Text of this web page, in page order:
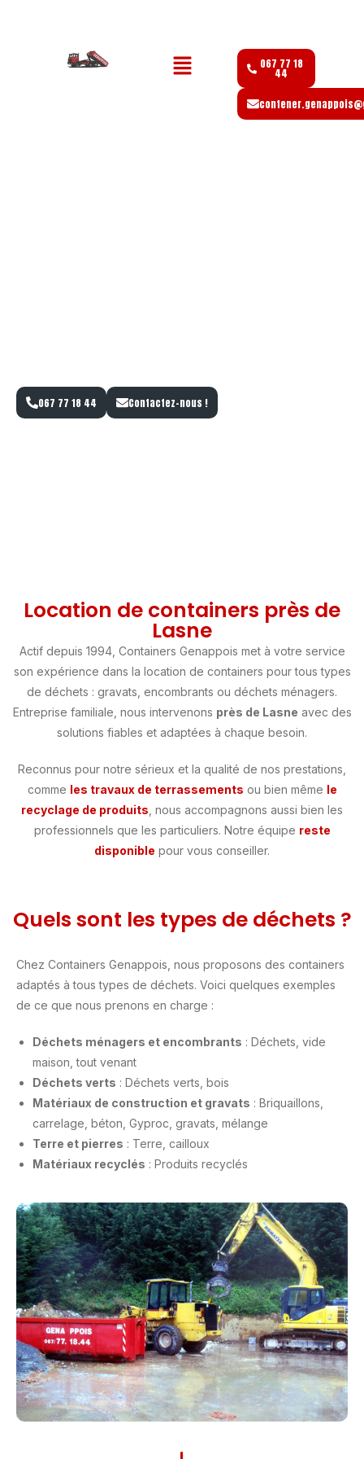
067 77 18
44
067 77 18 44 Contactez-nous !
Location de containers près de
Lasne
Actif depuis 1994, Containers Genappois met à votre service
son expérience dans la location de containers pour tous types
de déchets : gravats, encombrants ou déchets ménagers.
Entreprise familiale, nous intervenons près de Lasne avec des
solutions fiables et adaptées à chaque besoin.
Reconnus pour notre sérieux et la qualité de nos prestations,
comme les travaux de terrassements ou bien même le
recyclage de produits , nous accompagnons aussi bien les
professionnels que les particuliers. Notre équipe reste
disponible pour vous conseiller.
Quels sont les types de déchets ?
Chez Containers Genappois, nous proposons des containers
adaptés à tous types de déchets. Voici quelques exemples
de ce que nous prenons en charge :
Déchets ménagers et encombrants : Déchets, vide
maison, tout venant
Déchets verts : Déchets verts, bois
Matériaux de construction et gravats : Briquaillons,
carrelage, béton, Gyproc, gravats, mélange
Terre et pierres : Terre, cailloux
Matériaux recyclés : Produits recyclés